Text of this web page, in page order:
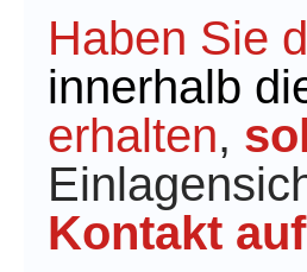
Haben Sie
innerhalb
erhalten,
Kontakt